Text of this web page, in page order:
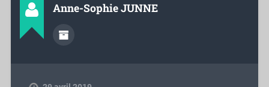
Anne-Sophie JUNNE